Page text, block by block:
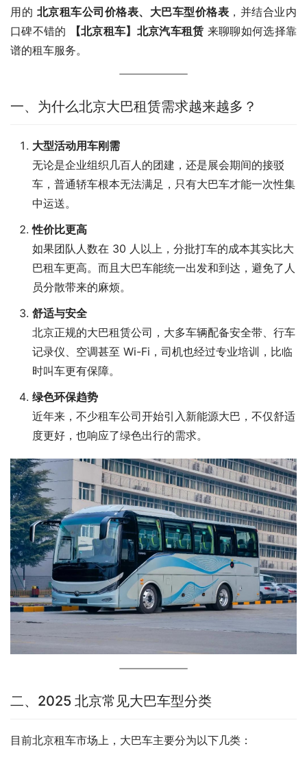
用的 北京租车公司价格表、大巴车型价格表 ，并结合业内
口碑不错的
【北京租车】北京汽车租赁 来聊聊如何选择靠
谱的租车服务。
一、为什么北京大巴租赁需求越来越多？
大型活动用车刚需
无论是企业组织几百人的团建，还是展会期间的接驳
车，普通轿车根本无法满足，只有大巴车才能一次性集
中运送。
性价比更高
如果团队人数在 30 人以上，分批打车的成本其实比大
巴租车更高。而且大巴车能统一出发和到达，避免了人
员分散带来的麻烦。
舒适与安全
北京正规的大巴租赁公司，大多车辆配备安全带、行车
记录仪、空调甚至 Wi-Fi，司机也经过专业培训，比临
时叫车更有保障。
绿色环保趋势
近年来，不少租车公司开始引入新能源大巴，不仅舒适
度更好，也响应了绿色出行的需求。
二、2025 北京常见大巴车型分类
目前北京租车市场上，大巴车主要分为以下几类：